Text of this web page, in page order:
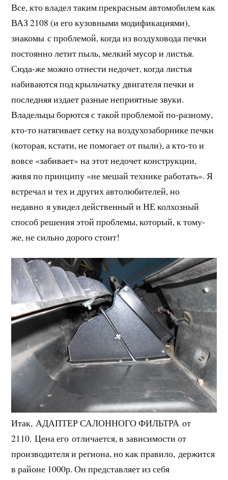
Все, кто владел таким прекрасным автомобилем как
ВАЗ 2108 (и его кузовными модификациями),
знакомы с проблемой, когда из воздуховода печки
постоянно летит пыль, мелкий мусор и листья.
Сюда-же можно отнести недочет, когда листья
набиваются под крыльчатку двигателя печки и
последняя издает разные неприятные звуки.
Владельцы борются с такой проблемой по-разному,
кто-то натягивает сетку на воздухозаборнике печки
(которая, кстати, не помогает от пыли), а кто-то и
вовсе «забивает» на этот недочет конструкции,
живя по принципу «не мешай технике работать». Я
встречал и тех и других автолюбителей, но
недавно я увидел действенный и НЕ колхозный
способ решения этой проблемы, который, к тому-
же, не сильно дорого стоит!
Итак, АДАПТЕР САЛОННОГО ФИЛЬТРА от
2110. Цена его отличается, в зависимости от
производителя и региона, но как правило, держится
в районе 1000р. Он представляет из себя